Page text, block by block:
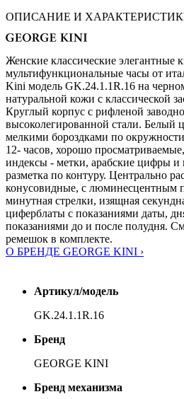
ОПИСАНИЕ И
Женские классические элегантные
мультифункциональные часы от
Kini модель GK.24.1.1R.16 на
натуральной кожи с классической
Круглый корпус с рифленой
высоколегированной стали. Белый
мелкими бороздками по
12- часов, хорошо
индексы - метки, арабские цифры и
разметка по контуру. Центрально
конусовидные, с люминесцентным
минутная стрелки, изящная
циферблаты с показаниями даты,
показаниями до и после полудня.
ремешок в комплекте.
О БРЕНДЕ GEORGE KINI ›
Артикул/модель
GK.24.1.1R.16
Бренд
GEORGE KINI
Бренд механизма